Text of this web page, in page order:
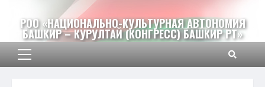
содержимому
РОО «НАЦИОНАЛЬНО-КУЛЬТУРНАЯ АВТОНОМИЯ
БАШКИР – КУРУЛТАЙ (КОНГРЕСС) БАШКИР РТ»
Основное